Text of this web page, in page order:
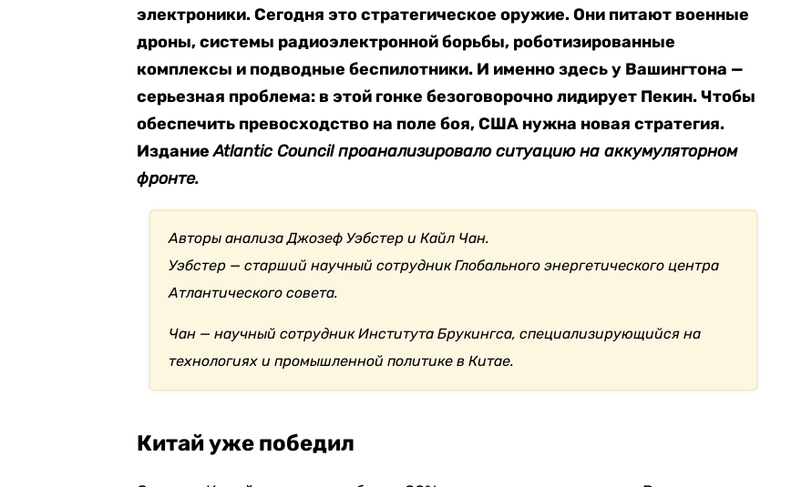
электроники. Сегодня это стратегическое оружие. Они питают военные
дроны, системы радиоэлектронной борьбы, роботизированные
комплексы и подводные беспилотники. И именно здесь у Вашингтона —
серьезная проблема: в этой гонке безоговорочно лидирует Пекин. Чтобы
обеспечить превосходство на поле боя, США нужна новая стратегия.
ИзданиеAtlantic Council проанализировало ситуацию на аккумуляторном
фронте.
Авторы анализа Джозеф Уэбстер и Кайл Чан.
Уэбстер — старший научный сотрудник Глобального энергетического центра
Атлантического совета.
Чан — научный сотрудник Института Брукингса, специализирующийся на
технологиях и промышленной политике в Китае.
Китай уже победил